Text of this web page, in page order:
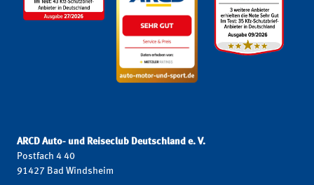
ARCD Auto- und Reiseclub Deutschland e. V.
Postfach 4 40
91427 Bad Windsheim